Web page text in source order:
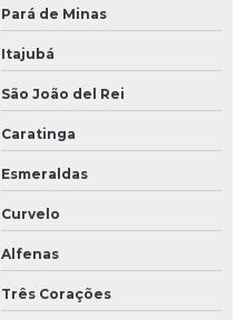
Pará de Minas
Itajubá
São João del Rei
Caratinga
Esmeraldas
Curvelo
Alfenas
Três Corações